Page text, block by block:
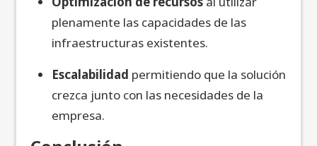
plenamente las capacidades de las
infraestructuras existentes.
Escalabilidad permitiendo que la solución
crezca junto con las necesidades de la
empresa.